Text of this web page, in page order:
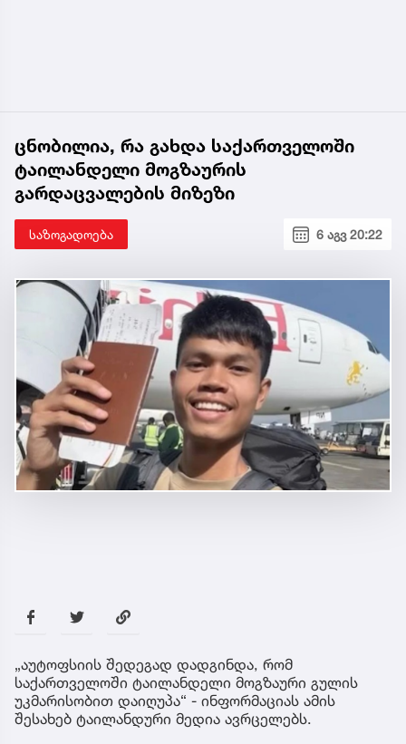
ცნობილია, რა გახდა საქართველოში
ტაილანდელი მოგზაურის
გარდაცვალების მიზეზი
საზოგადოება 6 აგვ 20:22
„აუტოფსიის შედეგად დადგინდა, რომ
საქართველოში ტაილანდელი მოგზაური გულის
უკმარისობით დაიღუპა“ - ინფორმაციას ამის
შესახებ ტაილანდური მედია ავრცელებს.